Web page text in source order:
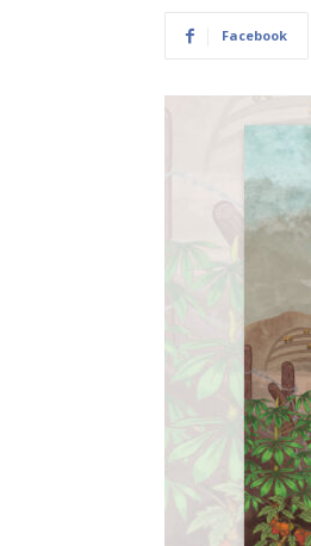
Facebook